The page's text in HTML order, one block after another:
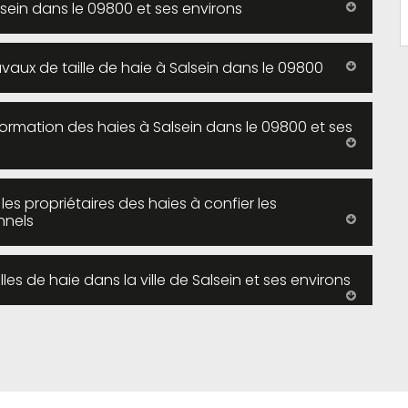
dans le 09800 et ses environs
de taille de haie à Salsein dans le 09800
des haies à Salsein dans le 09800 et ses
propriétaires des haies à confier les
de haie dans la ville de Salsein et ses environs